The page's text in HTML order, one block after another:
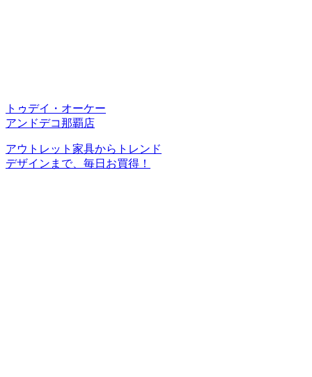
トゥデイ・オーケー
アンドデコ那覇店
アウトレット家具からトレンド
デザインまで、毎日お買得！